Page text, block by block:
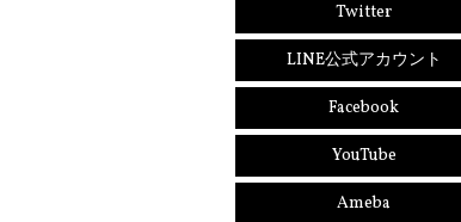
Twitter
LINE公式アカウント
Facebook
YouTube
Ameba